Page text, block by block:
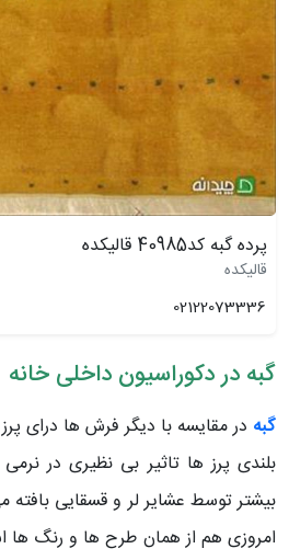
پرده گبه کد40985 قالیکده
قالیکده
02122073336
گبه در دکوراسیون داخلی خانه
گبه در مقایسه با دیگر فرش ها درای
بلندی پرز ها تاثیر بی نظیری در
بیشتر توسط عشایر لر و قسقایی
امروزی هم از همان طرح ها و رنگ ها